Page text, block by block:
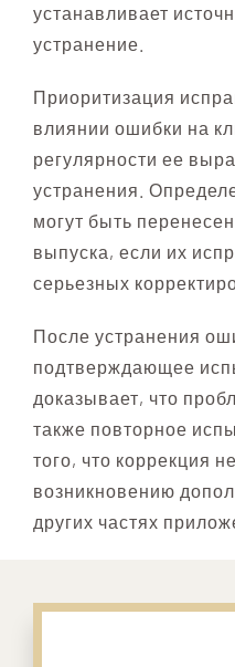
устанавливает
устранение.
Приоритизация
влиянии ошибки на
регулярности ее
устранения.
могут быть
выпуска, если их
серьезных
После устранения
подтверждающее
доказывает, что
также повторное
того, что коррекция
возникновению
других частях